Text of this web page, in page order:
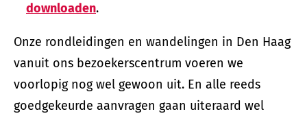
downloaden.
Onze rondleidingen en wandelingen in Den Haag
vanuit ons bezoekerscentrum voeren we
voorlopig nog wel gewoon uit. En alle reeds
goedgekeurde aanvragen gaan uiteraard wel